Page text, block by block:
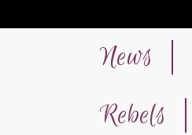
News
Rebels